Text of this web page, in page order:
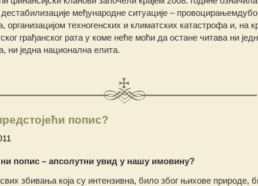
дестабилизације међународне ситуације –
организацијом техногенских и климатских катастрофа и, на
грађанског рата у коме неће моћи да остане читава ни
ни једна национална елита.
попис?
попис – апсолутни увид у нашу имовину?
збивања која су интензивна, било због њихове природе,